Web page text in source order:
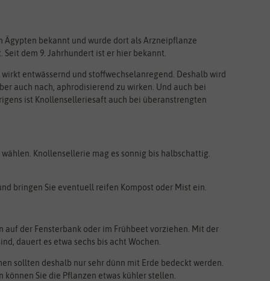
bekannt und wurde dort als Arzneipflanze
dem 9. Jahrhundert ist er hier bekannt.
entwässernd und stoffwechselanregend. Deshalb wird
auch nach, aphrodisierend zu wirken. Und auch bei
ist Knollenselleriesaft auch bei überanstrengten
Knollensellerie mag es sonnig bis halbschattig.
bringen Sie eventuell reifen Kompost oder Mist ein.
der Fensterbank oder im Frühbeet vorziehen. Mit der
dauert es etwa sechs bis acht Wochen.
sollten deshalb nur sehr dünn mit Erde bedeckt werden.
können Sie die Pflanzen etwas kühler stellen.